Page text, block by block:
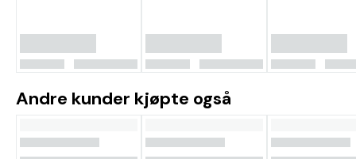
Andre kunder kjøpte også